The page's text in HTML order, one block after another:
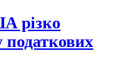
різко
податкових